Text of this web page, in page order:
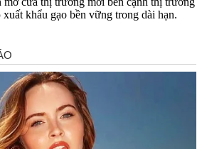
khẩu gạo bền vững trong dài hạn.